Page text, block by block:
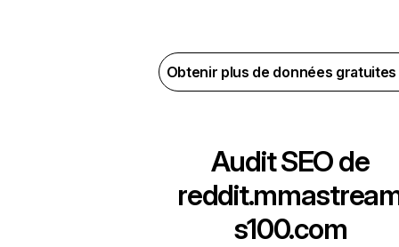
Obtenir plus de données
Audit SEO de
s100.com